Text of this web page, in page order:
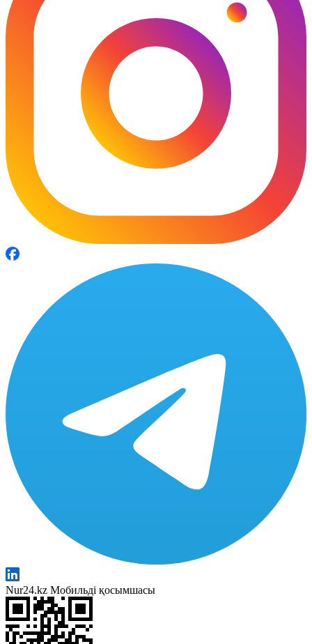
Nur24.kz Мобильді қосымшасы